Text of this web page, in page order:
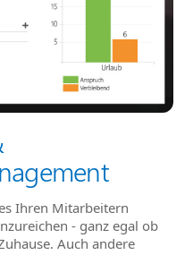
Ihren Mitarbeitern
- ganz egal ob
Auch andere